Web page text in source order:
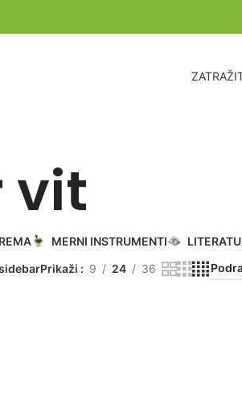
vit
MERNI INSTRUMENTI
Prikaži 9 24 36